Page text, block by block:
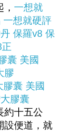
一想就
一想就硬評
保羅v8 保
囊 美國
膠
膠囊 美國
膠囊
約十五公
設便道，就